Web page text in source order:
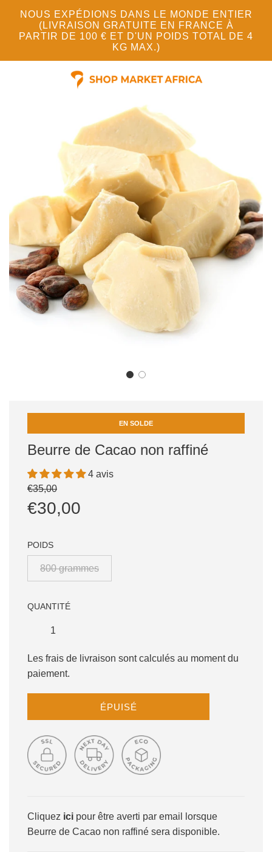
NOUS EXPÉDIONS DANS LE MONDE ENTIER
(LIVRAISON GRATUITE EN FRANCE À
PARTIR DE 100 € ET D'UN POIDS TOTAL DE 4
KG MAX.)
EN SOLDE
Beurre de Cacao non raffiné
4 avis
Prix
réduit
€35,00Prix
régulier
€30,00
POIDS
800 grammes
QUANTITÉ
Les frais de livraison sont calculés au moment du
paiement.
C
H
R
G
E
T
E
ÉPUISÉ
Cliquez ici pour être averti par email lorsque
Beurre de Cacao non raffiné sera disponible.